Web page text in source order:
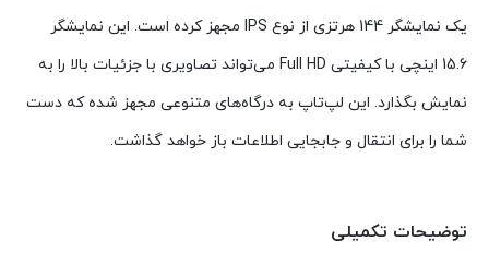
یک نمایشگر 144 هرتزی از نوع IPS مجهز کرده است. این نمایشگر
15.6 اینچی با کیفیتی Full HD می‌تواند تصاویری با جزئیات بالا را به
نمایش بگذارد. این لپ‌تاپ به درگاه‌های متنوعی مجهز شده که دست
شما را برای انتقال و جابجایی اطلاعات باز خواهد گذاشت.
توضیحات تکمیلی